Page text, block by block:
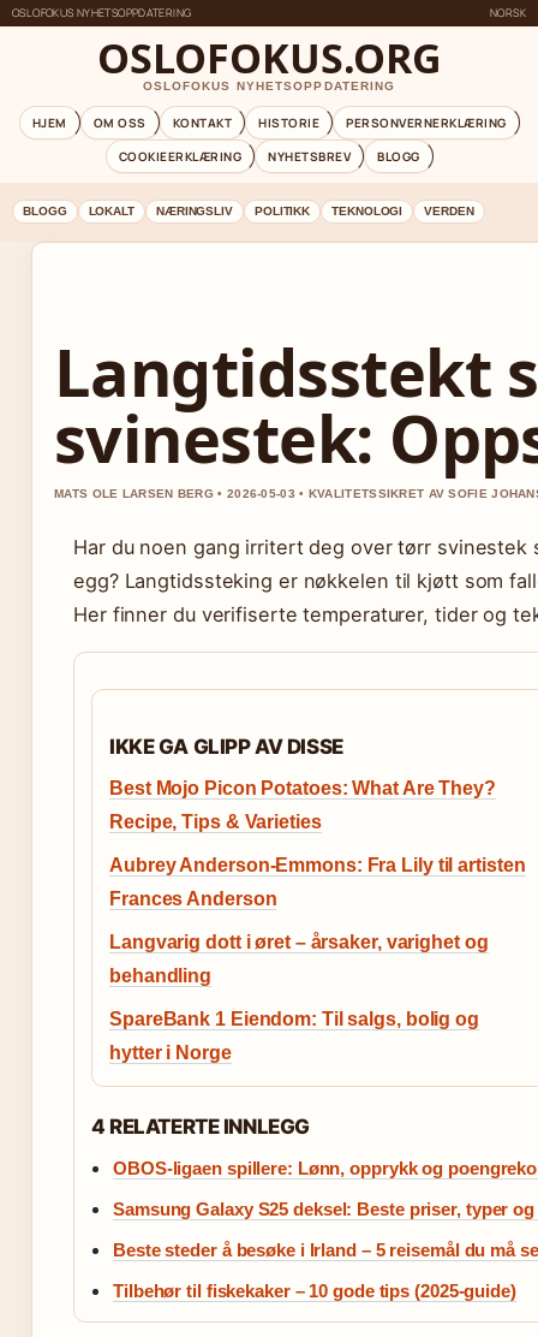
OSLOFOKUS NYHETSOPPDATERING NORSK
OSLOFOKUS.ORG
OSLOFOKUS NYHETSOPPDATERING
HJEM OM OSS KONTAKT HISTORIE
PERSONVERNERKLÆRING
COOKIEERKLÆRING
NYHETSBREV BLOGG
BLOGG LOKALT NÆRINGSLIV POLITIKK TEKNOLOGI VERDEN
Langtidsstekt
svinestek:
MATS OLE LARSEN BERG • 2026-05-03 • KVALITETSSIKRET AV SOFIE
Har du noen gang irritert deg over tørr
egg? Langtidssteking er nøkkelen til kjøtt som
Her finner du verifiserte temperaturer, tider og
IKKE GA GLIPP AV DISSE
Best Mojo Picon Potatoes: What Are They?
Recipe, Tips & Varieties
Aubrey Anderson-Emmons: Fra Lily til artisten
Frances Anderson
Langvarig dott i øret – årsaker, varighet og
behandling
SpareBank 1 Eiendom: Til salgs, bolig og
hytter i Norge
4 RELATERTE INNLEGG
OBOS-ligaen spillere: Lønn, opprykk og
Samsung Galaxy S25 deksel: Beste priser, typer
Beste steder å besøke i Irland – 5 reisemål du må se
Tilbehør til fiskekaker – 10 gode tips (2025-guide)